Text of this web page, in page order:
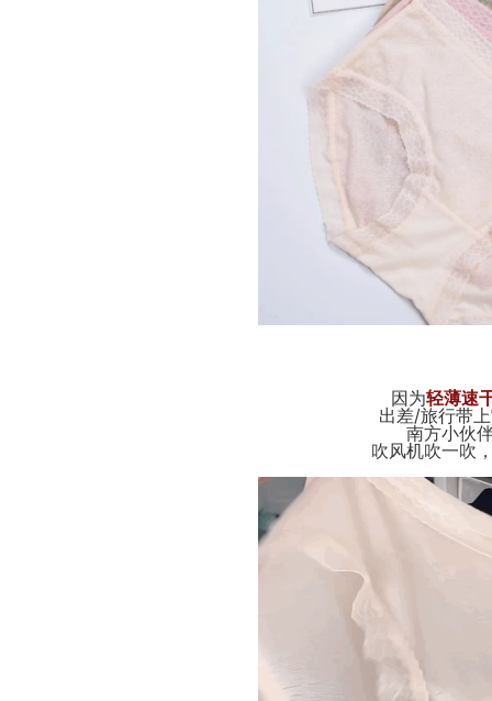
因为轻薄速
出差/旅行带
南方小伙
吹风机吹一吹